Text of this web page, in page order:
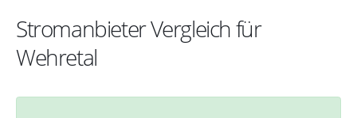
Stromanbieter Vergleich für
Wehretal